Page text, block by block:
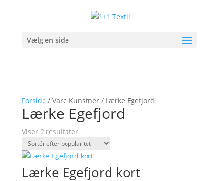
Vælg en side
Forside / Vare Kunstner / Lærke Egefjord
Lærke Egefjord
Viser 2 resultaterSorteret
efter
popularitet
Lærke Egefjord kort